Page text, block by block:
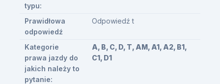
typu:
Prawidłowa
odpowiedź
Odpowiedź t
Kategorie
prawa jazdy do
jakich należy to
pytanie:
A, B, C, D, T, AM, A1, A2, B1,
C1, D1